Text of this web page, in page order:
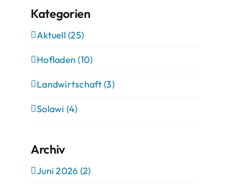
Kategorien
Aktuell (25)
Hofladen (10)
Landwirtschaft (3)
Solawi (4)
Archiv
Juni 2026 (2)